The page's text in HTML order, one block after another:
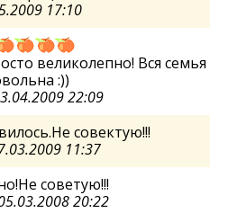
17:10
великолепно! Вся семья
:))
22:09
совектую!!!
11:37
советую!!!
20:22